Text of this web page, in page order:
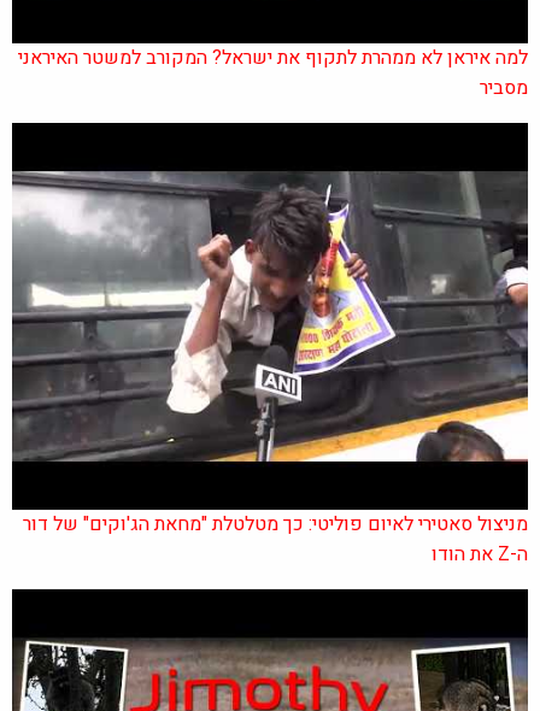
למה איראן לא ממהרת לתקוף את ישראל? המקורב למשטר האיראני
מסביר
מניצול סאטירי לאיום פוליטי: כך מטלטלת "מחאת הג'וקים" של דור
ה-Z את הודו